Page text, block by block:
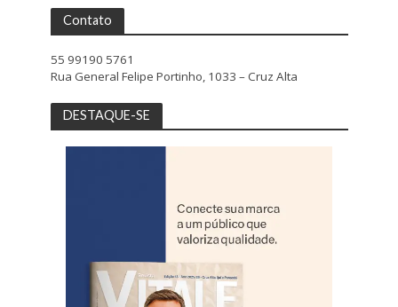
Contato
55 99190 5761
Rua General Felipe Portinho, 1033 – Cruz Alta
DESTAQUE-SE